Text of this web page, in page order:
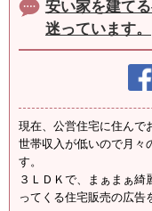
安い家を建て
迷っています。
現在、公営住宅に住んで
世帯収入が低いので月々
す。
３ＬＤＫで、まぁまぁ綺
ってくる住宅販売の広告